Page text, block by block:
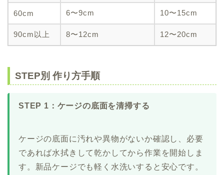
60cm 6〜9cm 10〜15cm
90cm以上 8〜12cm 12〜20cm
STEP別 作り方手順
STEP 1：ケージの底面を清掃する
ケージの底面に汚れや異物がないか確認し、必要
であれば水拭きして乾かしてから作業を開始しま
す。新品ケージでも軽く水洗いすると安心です。